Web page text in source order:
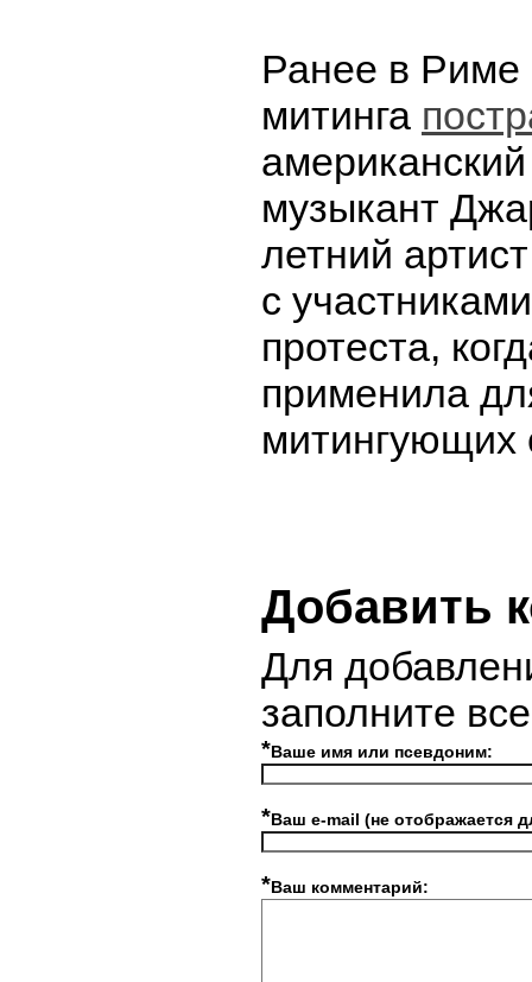
Ранее в Риме
митинга
музыкант
летний
с
протеста,
применила
митингующих
Добавить
Для
заполните
*Ваше имя или псевдоним:
*Ваш e-mail (не отображается
*Ваш комментарий: